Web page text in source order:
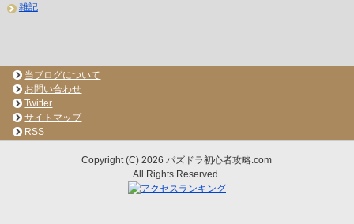
雑記
当ブログについて
お問い合わせ
Twitter
サイトマップ
RSS
Copyright (C) 2026 パズドラ初心者攻略.com
All Rights Reserved.